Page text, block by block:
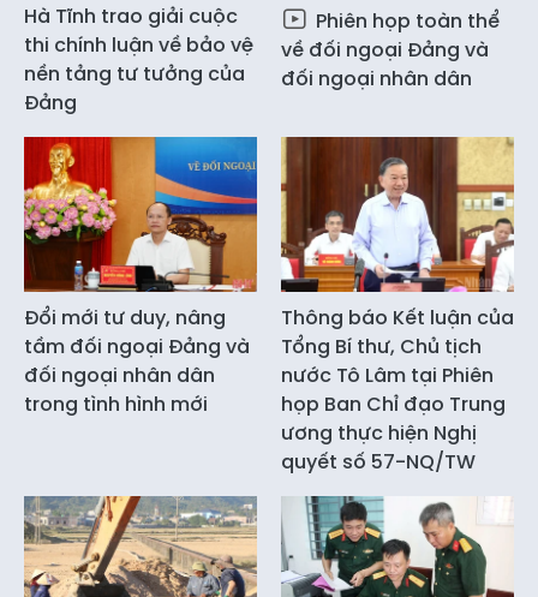
Hà Tĩnh trao giải cuộc
thi chính luận về bảo vệ
nền tảng tư tưởng của
Đảng
Phiên họp toàn thể
về đối ngoại Đảng và
đối ngoại nhân dân
Đổi mới tư duy, nâng
tầm đối ngoại Đảng và
đối ngoại nhân dân
trong tình hình mới
Thông báo Kết luận của
Tổng Bí thư, Chủ tịch
nước Tô Lâm tại Phiên
họp Ban Chỉ đạo Trung
ương thực hiện Nghị
quyết số 57-NQ/TW